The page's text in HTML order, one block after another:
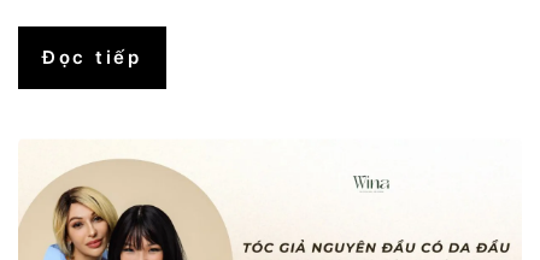
Đọc tiếp